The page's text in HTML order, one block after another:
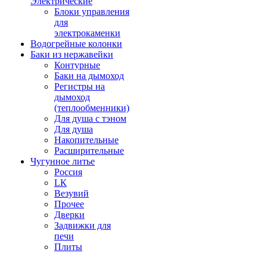
Блоки управления
для
электрокаменки
Водогрейные колонки
Баки из нержавейки
Контурные
Баки на дымоход
Регистры на
дымоход
(теплообменники)
Для душа с тэном
Для душа
Накопительные
Расширительные
Чугунное литье
Россия
LК
Везувий
Прочее
Дверки
Задвижки для
печи
Плиты